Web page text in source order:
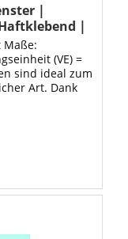
|
|
Maße:
(VE) =
sind ideal zum
Art. Dank